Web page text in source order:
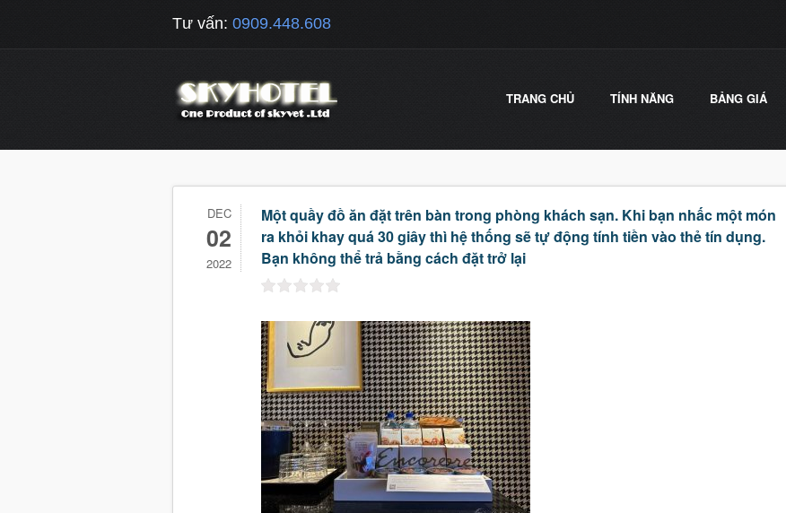
Tư vấn: 0909.448.608
TRANG CHỦ TÍNH NĂNG BẢNG GIÁ
DEC
02
2022
Một quầy đồ ăn đặt trên bàn trong phòng khách sạn. Khi bạn nhấc một món
ra khỏi khay quá 30 giây thì hệ thống sẽ tự động tính tiền vào thẻ tín dụng.
Bạn không thể trả bằng cách đặt trở lại